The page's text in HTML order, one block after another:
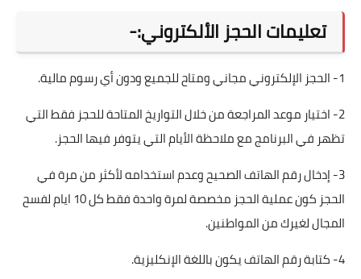
تعليمات الحجز الألكتروني:-
1- الحجز الإلكتروني مجاني ومتاح للجميع ودون أي رسوم مالية.
2- اختيار موعد المراجعة من خلال التواريخ المتاحة للحجز فقط التي
تظهر في البرنامج مع ملاحظة الأيام التي يتوفر فيها الحجز.
3- إدخال رقم الهاتف الصحيح وعدم استخدامه لأكثر من مرة في
الحجز كون عملية الحجز مخصصة لمرة واحدة فقط كل 10 ايام لفسح
المجال لغيرك من المواطنين.
4- كتابة رقم الهاتف يكون باللغة الإنكليزية.